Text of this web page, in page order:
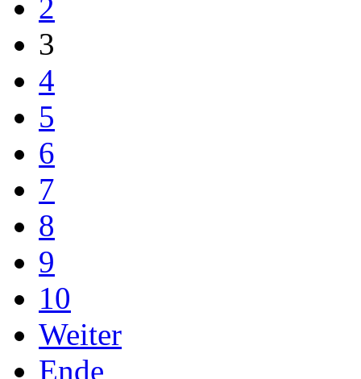
2
3
4
5
6
7
8
9
10
Weiter
Ende